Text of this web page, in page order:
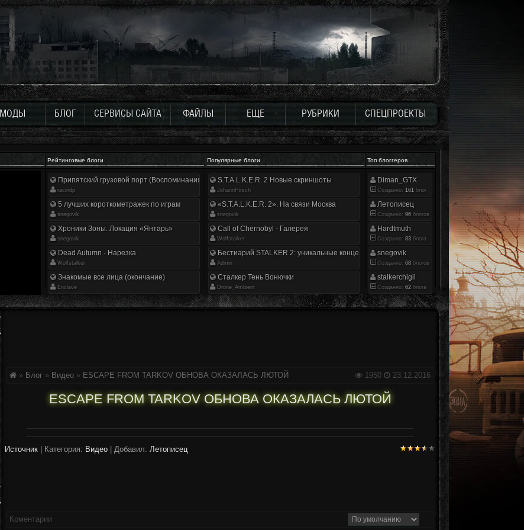
МОДЫ БЛОГ СЕРВИСЫ САЙТА ФАЙЛЫ ЕЩЕ РУБРИКИ СПЕЦПРОЕКТЫ
Рейтинговые блоги Популярные блоги Топ блоггеров
Припятский грузовой порт (Воспоминания ликвидатора)
racindp
5 лучших короткометражек по играм
snegovik
Хроники Зоны. Локация «Янтарь»
snegovik
Dead Autumn - Нарезка
Wolfstalker
Знакомые все лица (окончание)
Enclave
S.T.A.L.K.E.R. 2 Новые скриншоты
JohannHirsch
«S.T.A.L.K.E.R. 2». На связи Москва
snegovik
Call of Chernobyl - Галерея
Wolfstalker
Бестиарий STALKER 2: уникальные концепт-арты
Аdmin
Сталкер Тень Вонючки
Drone_Ambient
Diman_GTX
Созданно: 161 блог
Летописец
Созданно: 96 блогов
Hardtmuth
Созданно: 83 блога
snegovik
Созданно: 68 блогов
stalkerchigil
Созданно: 62 блога
1950 23.12.2016
» Блог » Видео » ESCAPE FROM TARKOV ОБНОВА ОКАЗАЛАСЬ ЛЮТОЙ
ESCAPE FROM TARKOV ОБНОВА ОКАЗАЛАСЬ ЛЮТОЙ
Источник Категория: Видео | Добавил: Летописец
Коментарии